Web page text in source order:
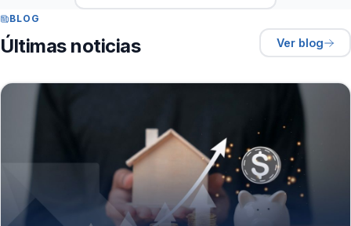
BLOG
Últimas noticias Ver blog